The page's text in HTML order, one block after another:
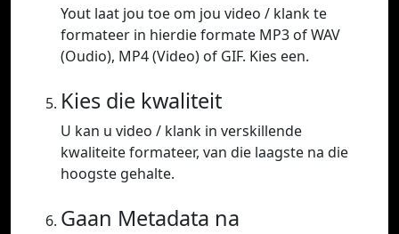
Yout laat jou toe om jou video / klank te
formateer in hierdie formate MP3 of WAV
(Oudio), MP4 (Video) of GIF. Kies een.
Kies die kwaliteit
U kan u video / klank in verskillende
kwaliteite formateer, van die laagste na die
hoogste gehalte.
Gaan Metadata na